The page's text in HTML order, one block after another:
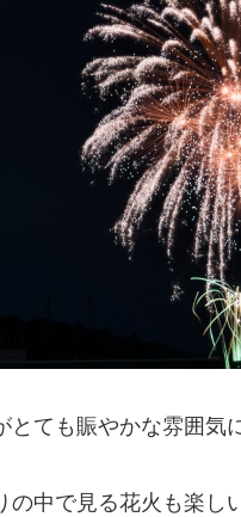
とても賑やかな雰囲気
の中で見る花火も楽し